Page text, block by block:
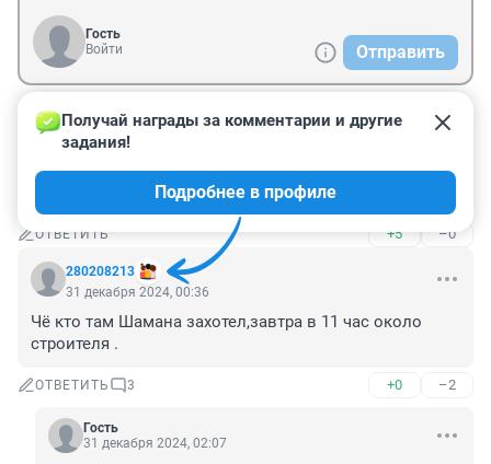
Гость
Войти
Отправить
Гость
31 декабря 2024, 10:09
Это какие такие россияне просят вот этих эмбицилов
ОТВЕТИТЬ +5 –0
280208213
Получай награды за комментарии и другие
задания!
Подробнее в профиле
31 декабря 2024, 00:36
Чё кто там Шамана захотел,завтра в 11 час около
строителя .
ОТВЕТИТЬ 3 +0 –2
Гость
31 декабря 2024, 02:07